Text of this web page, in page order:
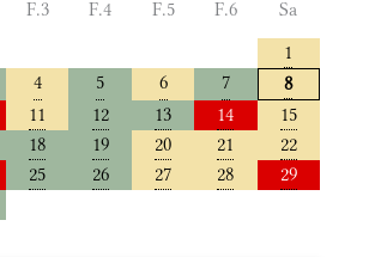
F.3 F.4 F.5 F.6
Sa
1
4 5 6 7
8
11 12 13 14
15
18 19 20 21
22
25 26 27 28
29